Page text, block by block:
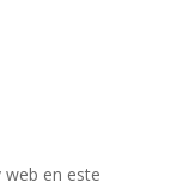
en este